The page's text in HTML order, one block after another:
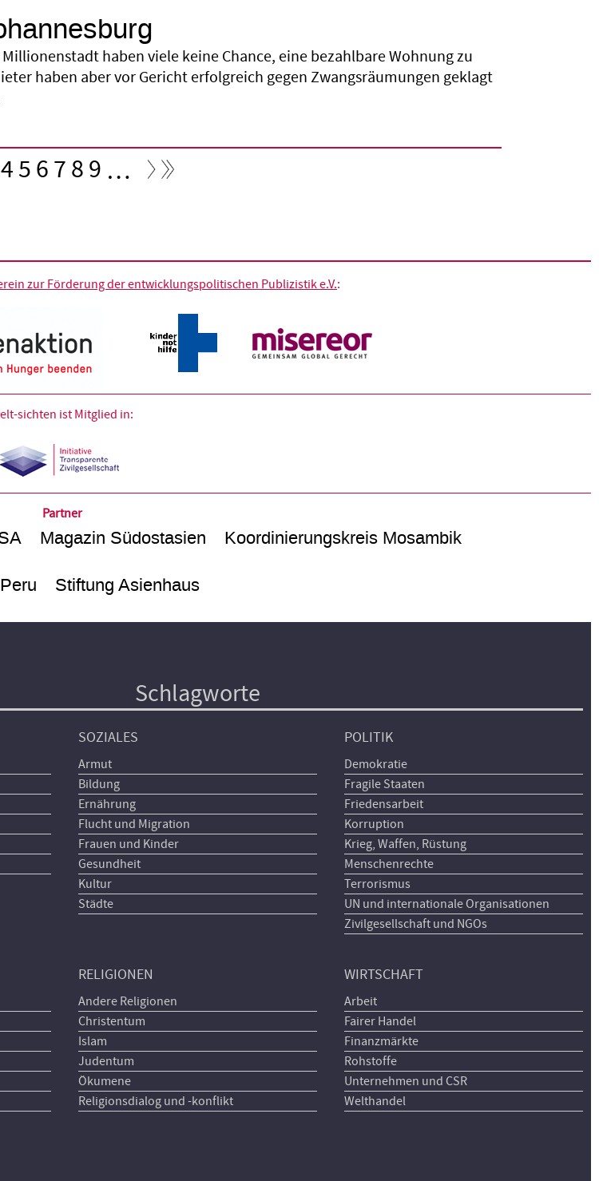
haben viele keine Chance, eine bezahlbare Wohnung zu
haben aber vor Gericht erfolgreich gegen Zwangsräumungen geklagt
Seite
4Seite
5Seite
6Seite
7Seite
8Seite
9 …
zur Förderung der entwicklungspolitischen Publizistik e.V.:
sichten ist Mitglied in:
Partner
Magazin Südostasien Koordinierungskreis Mosambik
Stiftung Asienhaus
Schlagworte
SOZIALES
Armut
Bildung
Ernährung
Flucht und Migration
Frauen und Kinder
Gesundheit
Kultur
Städte
POLITIK
Demokratie
Fragile Staaten
Friedensarbeit
Korruption
Krieg, Waffen, Rüstung
Menschenrechte
Terrorismus
UN und internationale Organisationen
Zivilgesellschaft und NGOs
RELIGIONEN
Andere Religionen
Christentum
Islam
Judentum
Ökumene
Religionsdialog und -konflikt
WIRTSCHAFT
Arbeit
Fairer Handel
Finanzmärkte
Rohstoffe
Unternehmen und CSR
Welthandel